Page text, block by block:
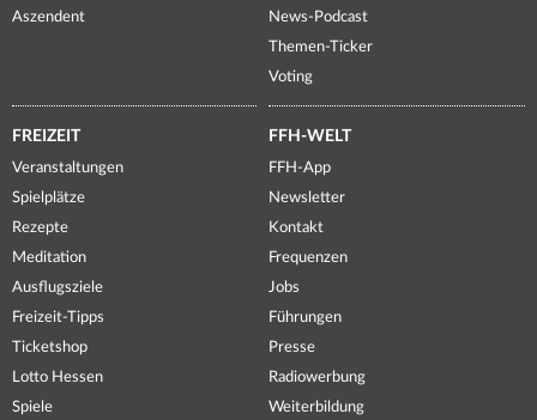
Aszendent
News-Podcast
Themen-Ticker
Voting
FREIZEIT
Veranstaltungen
Spielplätze
Rezepte
Meditation
Ausflugsziele
Freizeit-Tipps
Ticketshop
Lotto Hessen
Spiele
FFH-WELT
FFH-App
Newsletter
Kontakt
Frequenzen
Jobs
Führungen
Presse
Radiowerbung
Weiterbildung